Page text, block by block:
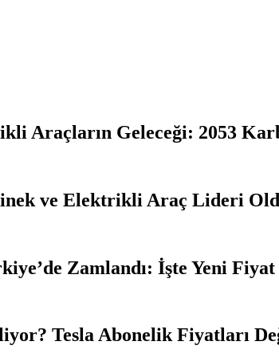
Araçların Geleceği: 2053
ve Elektrikli Araç Lideri
Zamlandı: İşte Yeni
Tesla Abonelik Fiyatları